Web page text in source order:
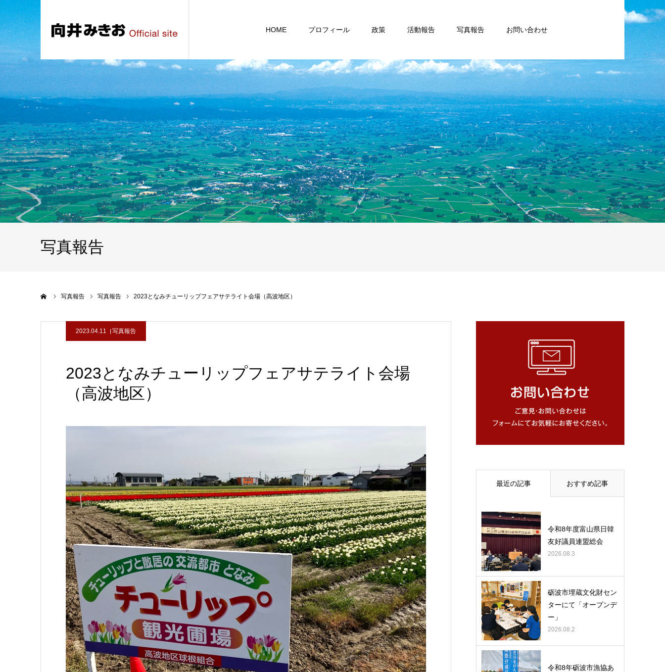
HOME プロフィール 政策 活動報告 写真報告 お問い合わせ
写真報告
写真報告 写真報告 2023となみチューリップフェアサテライト会場（高波地区）
2023.04.11 写真報告
2023となみチューリップフェアサテライト会場
（高波地区）
最近の記事 おすすめ記事
令和8年度富山県日韓
友好議員連盟総会
2026.08.3
砺波市埋蔵文化財セン
ターにて「オープンデ
ー」
2026.08.2
令和8年砺波市漁協あ